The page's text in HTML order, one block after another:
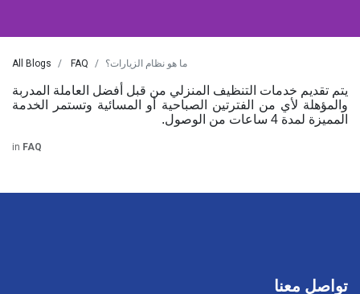
All Blogs FAQ ما هو نظام الزيارات؟
يتم تقديم خدمات التنظيف المنزلي من قبل أفضل العاملة المدربة
والمؤهلة لأي من الفترتين الصباحية أو المسائية وتستمر الخدمة
المميزة لمدة 4 ساعات من الوصول.
in FAQ
تواصل معنا